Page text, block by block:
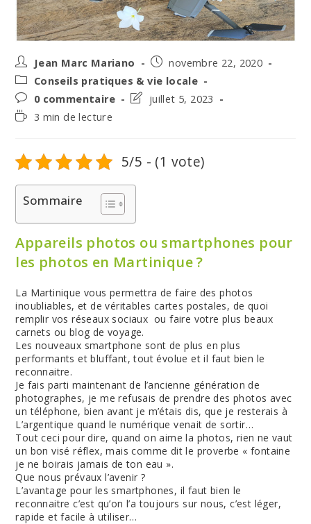
Auteur/autrice
de
la
publication :
Jean Marc Mariano
Post
published:
novembre 22, 2020
Post
category:
Conseils pratiques & vie locale
Post
comments:
0 commentaire
Postjuillet 5, 2023
Temps3 min de lecture
5/5 - (1 vote)
Sommaire
Appareils photos ou smartphones pour
les photos en Martinique ?
La Martinique vous permettra de faire des photos
inoubliables, et de véritables cartes postales, de quoi
remplir vos réseaux sociaux ou faire votre plus beaux
carnets ou blog de voyage.
Les nouveaux smartphone sont de plus en plus
performants et bluffant, tout évolue et il faut bien le
reconnaitre.
Je fais parti maintenant de l’ancienne génération de
photographes, je me refusais de prendre des photos avec
un téléphone, bien avant je m’étais dis, que je resterais à
L’argentique quand le numérique venait de sortir…
Tout ceci pour dire, quand on aime la photos, rien ne vaut
un bon visé réflex, mais comme dit le proverbe « fontaine
je ne boirais jamais de ton eau ».
Que nous prévaux l’avenir ?
L’avantage pour les smartphones, il faut bien le
reconnaitre c’est qu’on l’a toujours sur nous, c’est léger,
rapide et facile à utiliser…